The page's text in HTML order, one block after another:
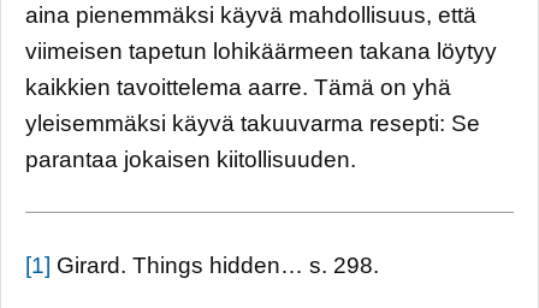
aina pienemmäksi käyvä mahdollisuus, että
viimeisen tapetun lohikäärmeen takana löytyy
kaikkien tavoittelema aarre. Tämä on yhä
yleisemmäksi käyvä takuuvarma resepti: Se
parantaa jokaisen kiitollisuuden.
[1] Girard. Things hidden… s. 298.